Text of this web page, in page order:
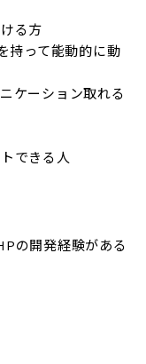
る方
持って能動的に動
ケーション取れる
できる人
の開発経験がある